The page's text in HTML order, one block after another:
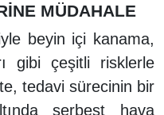
MÜDAHALE
beyin içi kanama,
gibi çeşitli risklerle
tedavi sürecinin bir
serbest hava